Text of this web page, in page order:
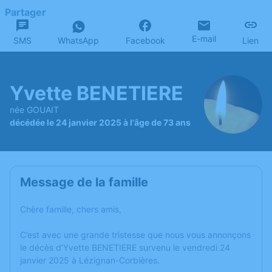
Partager
SMS WhatsApp Facebook E-mail Lien
Yvette BENETIERE
née GOUAIT
décédée le 24 janvier 2025 à l'âge de 73 ans
Message de la famille
Chère famille, chers amis,
C’est avec une grande tristesse que nous vous annonçons
le décès d’Yvette BENETIERE survenu le vendredi 24
janvier 2025 à Lézignan-Corbières.